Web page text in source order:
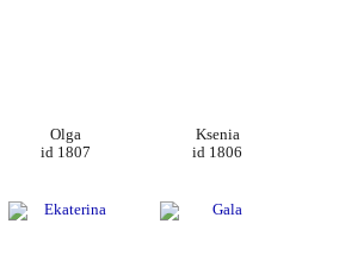
Olga
id 1807
Ksenia
id 1806